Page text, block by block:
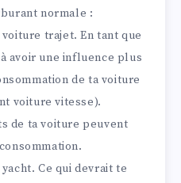
normale :
trajet. En tant que
avoir une influence plus
de ta voiture
voiture vitesse).
de ta voiture peuvent
Ce qui devrait te